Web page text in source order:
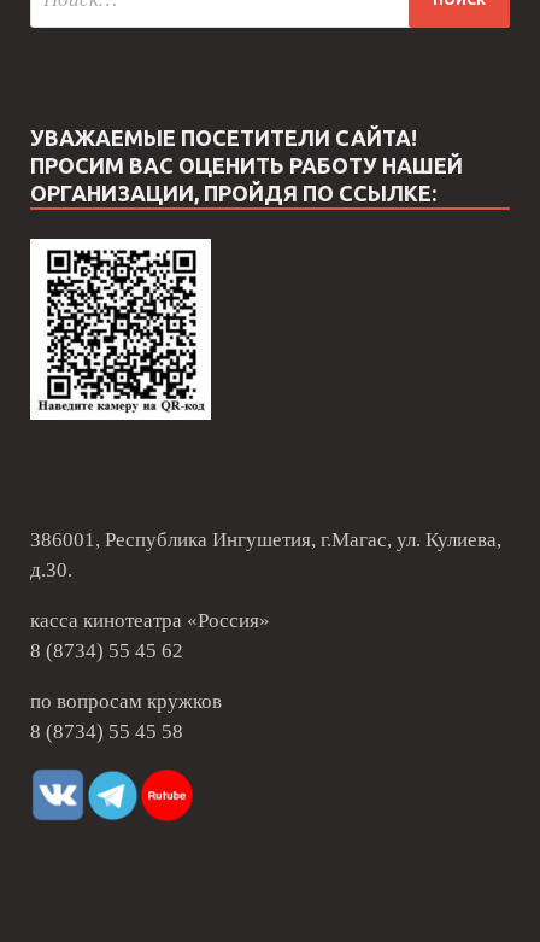
УВАЖАЕМЫЕ ПОСЕТИТЕЛИ САЙТА!
ПРОСИМ ВАС ОЦЕНИТЬ РАБОТУ НАШЕЙ
ОРГАНИЗАЦИИ, ПРОЙДЯ ПО ССЫЛКЕ:
386001, Республика Ингушетия, г.Магас, ул. Кулиева,
д.30.
касса кинотеатра «Россия»
8 (8734) 55 45 62
по вопросам кружков
8 (8734) 55 45 58